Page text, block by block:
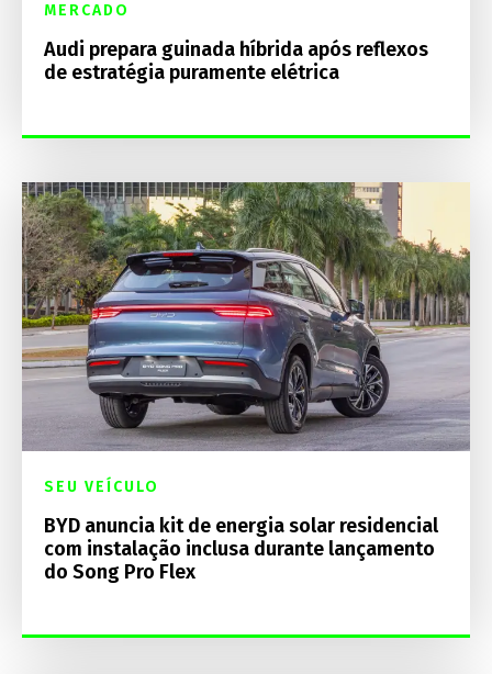
MERCADO
Audi prepara guinada híbrida após reflexos
de estratégia puramente elétrica
SEU VEÍCULO
BYD anuncia kit de energia solar residencial
com instalação inclusa durante lançamento
do Song Pro Flex